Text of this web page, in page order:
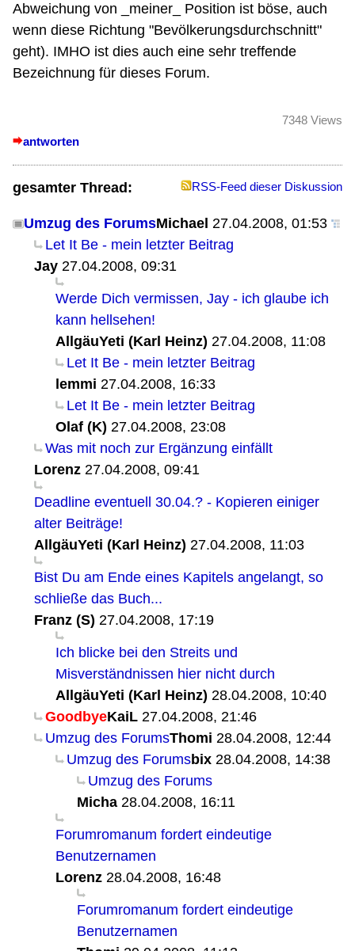
Abweichung von _meiner_ Position ist böse, auch
wenn diese Richtung "Bevölkerungsdurchschnitt"
geht). IMHO ist dies auch eine sehr treffende
Bezeichnung für dieses Forum.
antworten
7348 Views
gesamter Thread: RSS-Feed dieser Diskussion
Umzug des ForumsMichael 27.04.2008, 01:53
Let It Be - mein letzter Beitrag
Jay 27.04.2008, 09:31
Werde Dich vermissen, Jay - ich glaube ich
kann hellsehen!
AllgäuYeti (Karl Heinz) 27.04.2008, 11:08
Let It Be - mein letzter Beitrag
lemmi 27.04.2008, 16:33
Let It Be - mein letzter Beitrag
Olaf (K) 27.04.2008, 23:08
Was mit noch zur Ergänzung einfällt
Lorenz 27.04.2008, 09:41
Deadline eventuell 30.04.? - Kopieren einiger
alter Beiträge!
AllgäuYeti (Karl Heinz) 27.04.2008, 11:03
Bist Du am Ende eines Kapitels angelangt, so
schließe das Buch...
Franz (S) 27.04.2008, 17:19
Ich blicke bei den Streits und
Misverständnissen hier nicht durch
AllgäuYeti (Karl Heinz) 28.04.2008, 10:40
GoodbyeKaiL 27.04.2008, 21:46
Umzug des ForumsThomi 28.04.2008, 12:44
Umzug des Forumsbix 28.04.2008, 14:38
Umzug des Forums
Micha 28.04.2008, 16:11
Forumromanum fordert eindeutige
Benutzernamen
Lorenz 28.04.2008, 16:48
Forumromanum fordert eindeutige
Benutzernamen